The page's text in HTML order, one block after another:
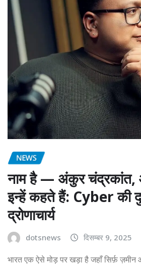
NEWS
नाम है — अंकुर चंद्रकांत,
इन्हें कहते हैं: Cyber की
द्रोणाचार्य
dotsnews दिसम्बर 9, 2025
भारत एक ऐसे मोड़ पर खड़ा है जहाँ सिर्फ़ ज़मीन